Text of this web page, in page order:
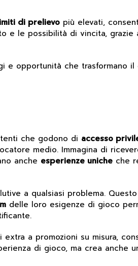
di prelievo più elevati,
e le possibilità di vincita, grazie
opportunità che trasformano il
che godono di accesso
medio. Immagina di
anche esperienze uniche che
a qualsiasi problema.
delle loro esigenze di gioco
a promozioni su misura,
di gioco, ma crea anche